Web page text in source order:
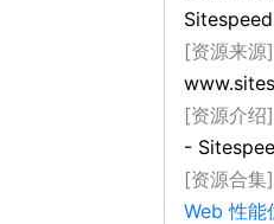
[资源来源]
[资源介绍]
-
[资源合集]
Web 性能